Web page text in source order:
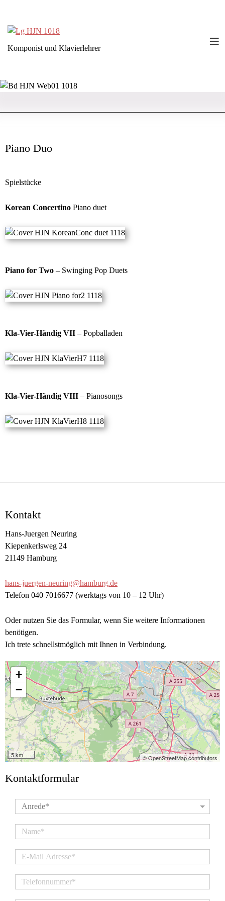
Komponist und Klavierlehrer ≡
Piano Duo
Spielstücke
Korean Concertino Piano duet
Piano for Two – Swinging Pop Duets
Kla-Vier-Händig VII – Popballaden
Kla-Vier-Händig VIII – Pianosongs
Kontakt
Hans-Juergen Neuring
Kiepenkerlsweg 24
21149 Hamburg
hans-juergen-neuring@hamburg.de
Telefon 040 7016677 (werktags von 10 – 12 Uhr)
Oder nutzen Sie das Formular, wenn Sie weitere Informationen
benötigen.
Ich trete schnellstmöglich mit Ihnen in Verbindung.
+
−
5 km © OpenStreetMap contributors
Kontaktformular